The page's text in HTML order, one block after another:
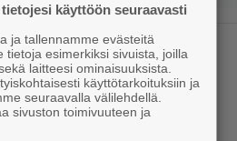
käyttöön seuraavasti
ja tallennamme evästeitä
tietoja esimerkiksi sivuista, joilla
laitteesi ominaisuuksista.
käyttötarkoituksiin ja
seuraavalla välilehdellä.
sivuston toimivuuteen ja